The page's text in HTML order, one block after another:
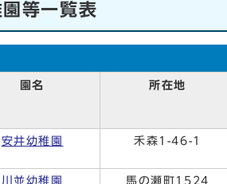
等一覧表
園名 所在地
安井幼稚園 禾森1-46-1
川並幼稚園 馬の瀬町1524